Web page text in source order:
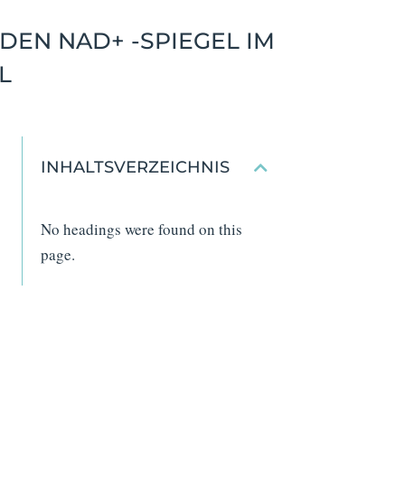
NAD+ -SPIEGEL IM
INHALTSVERZEICHNIS
No headings were found on this
page.